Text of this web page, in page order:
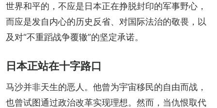
世界和平的，不应是日本正在挣脱封印的军事野心，
而应是发自内心的历史反省、对国际法治的敬畏，以
及对“不重蹈战争覆辙”的坚定承诺。
日本正站在十字路口
马沙并非天生的恶人。他曾为宇宙移民的自由而战，
也曾试图通过政治改革实现理想。然而，当仇恨取代